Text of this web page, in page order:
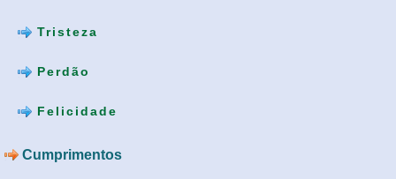
Tristeza
Perdão
Felicidade
Cumprimentos